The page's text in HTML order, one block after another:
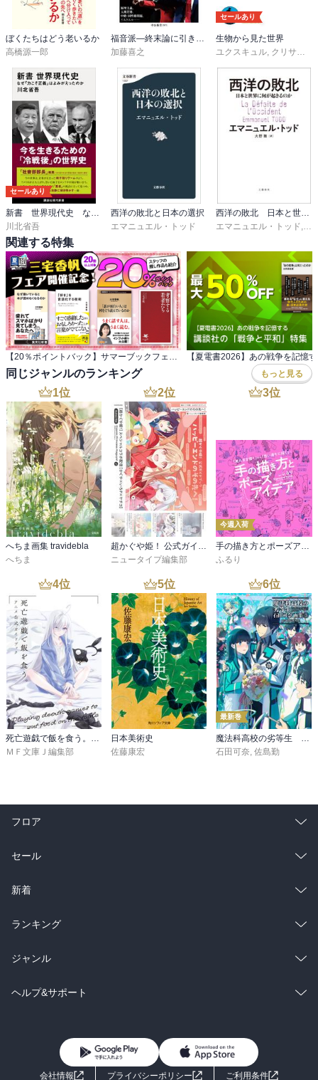
聞きながら観覧するようなものですから。
ぼくたちはどう老いるか
高橋源一郎
福音派―終末論に引き裂かれるアメリカ社会
加藤喜之
セールあり
生物から見た世界
ユクスキュル, クリサート
セールあり
川北省吾
西洋の敗北と日本の選択
エマニュエル・トッド
エマニュエル・トッド
関連する特集
同じジャンルのランキング もっと見る
1位
へちま画集 travidebla
へちま
2位
超かぐや姫！ 公式ガイドブック ハッピーエンドのその先へ！
ニュータイプ編集部
3位
今週入荷
手の描き方とポーズアイデア：「見たまま描く」から「思い通りに描く」へ
ふるり
4位
ＭＦ文庫Ｊ編集部
5位
日本美術史
佐藤康宏
6位
最新巻
石田可奈 佐島勤
フロア
総合
ラノベ
雑誌・グラビア
BL・TL
セール
総合
ラノベ
雑誌・グラビア
BL・TL
新着
総合
ラノベ
雑誌・グラビア
ランキング
総合
ラノベ
ジャンル
コミック
ライトノベル 男子向けラノベ
ヘルプ&サポート
よくあるご質問
お問い合わせ
会社情報
プライバシーポリシー ご利用条件